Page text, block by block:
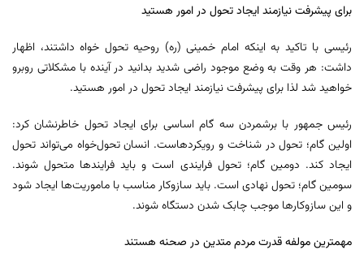
برای پیشرفت نیازمند ایجاد تحول در امور هستید
رئیسی با تاکید به اینکه امام خمینی (ره) روحیه تحول خواه داشتند، اظهار
داشت: هر وقت به وضع موجود راضی شدید بدانید در آینده با مشکلاتی روبرو
خواهید شد لذا برای پیشرفت نیازمند ایجاد تحول در امور هستید.
رئیس جمهور با برشمردن سه گام اساسی برای ایجاد تحول خاطرنشان کرد:
اولین گام؛ تحول در شناخت و رویکردهاست. انسان تحول‌خواه می‌تواند تحول
ایجاد کند. دومین گام؛ تحول فرایندی است و باید فرایندها متحول شوند.
سومین گام؛ تحول نهادی است. باید سازوکار مناسب با ماموریت‌ها ایجاد شود
و این سازوکارها موجب چابک شدن دستگاه شوند.
مهمترین مولفه قدرت مردم متدین در صحنه هستند